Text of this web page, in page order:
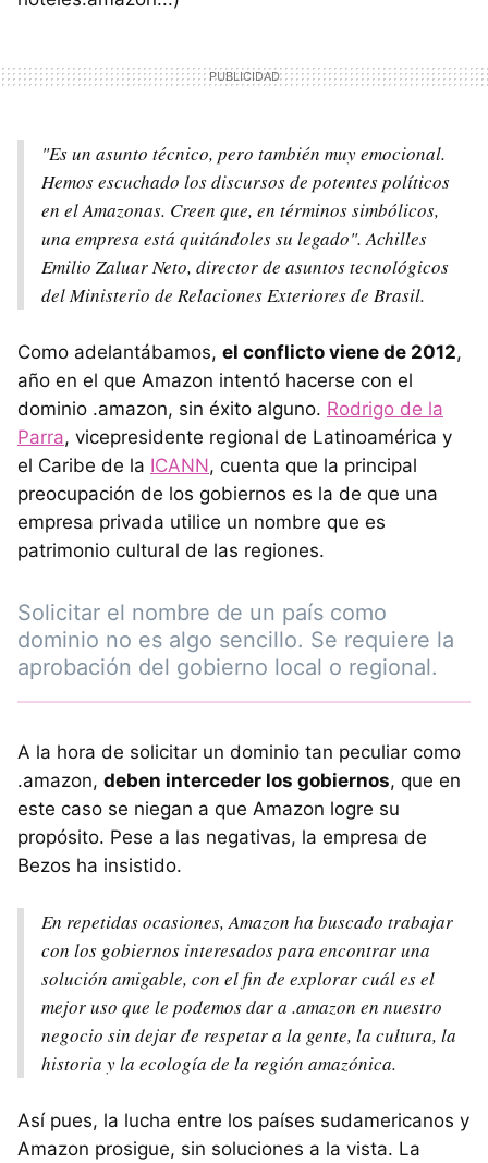
"Es un asunto técnico, pero también muy emocional.
Hemos escuchado los discursos de potentes políticos
en el Amazonas. Creen que, en términos simbólicos,
una empresa está quitándoles su legado". Achilles
Emilio Zaluar Neto, director de asuntos tecnológicos
del Ministerio de Relaciones Exteriores de Brasil.
Como adelantábamos, el conflicto viene de 2012,
año en el que Amazon intentó hacerse con el
dominio .amazon, sin éxito alguno. Rodrigo de la
Parra, vicepresidente regional de Latinoamérica y
el Caribe de la ICANN, cuenta que la principal
preocupación de los gobiernos es la de que una
empresa privada utilice un nombre que es
patrimonio cultural de las regiones.
Solicitar el nombre de un país como
dominio no es algo sencillo. Se requiere la
aprobación del gobierno local o regional.
A la hora de solicitar un dominio tan peculiar como
.amazon, deben interceder los gobiernos, que en
este caso se niegan a que Amazon logre su
propósito. Pese a las negativas, la empresa de
Bezos ha insistido.
En repetidas ocasiones, Amazon ha buscado trabajar
con los gobiernos interesados para encontrar una
solución amigable, con el fin de explorar cuál es el
mejor uso que le podemos dar a .amazon en nuestro
negocio sin dejar de respetar a la gente, la cultura, la
historia y la ecología de la región amazónica.
Así pues, la lucha entre los países sudamericanos y
Amazon prosigue, sin soluciones a la vista. La